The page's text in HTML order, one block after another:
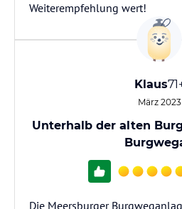
Weiterempfehlung wert!
Klaus
März 2023
Unterhalb der alten
Die Meersburger